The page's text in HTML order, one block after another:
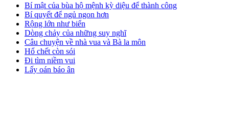
Bí mật của bùa hộ mệnh kỳ diệu để thành công
Bí quyết để ngủ ngon hơn
Rộng lớn như biển
Dòng chảy của những suy nghĩ
Câu chuyện về nhà vua và Bà la môn
Hổ chết còn sói
Đi tìm niềm vui
Lấy oán báo ân